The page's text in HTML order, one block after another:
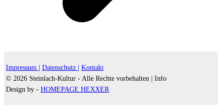
Impressum | Datenschutz |
Kontakt
© 2026 Steinlach-Kultur - Alle Rechte vorbehalten |
Info
Design by - HOMEPAGE HEXXER